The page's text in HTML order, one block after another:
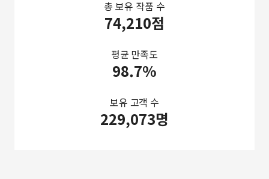
총 보유 작품 수
74,210점
평균 만족도
98.7%
보유 고객 수
229,073명